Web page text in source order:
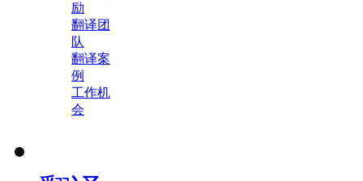
励
翻译团
队
翻译案
例
工作机
会